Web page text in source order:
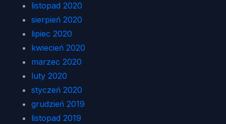
listopad 2020
sierpień 2020
lipiec 2020
kwiecień 2020
marzec 2020
luty 2020
styczeń 2020
grudzień 2019
listopad 2019